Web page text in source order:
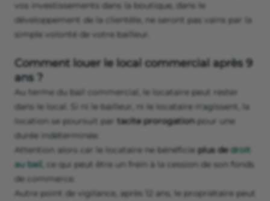
En tant que locataire, vous implantez votre fonds de
commerce dans le local loué. Vous devez donc vous
assurer d’une certaine pérennité
initiale de 9 ans.
Cela ne signifie pas que vous serez contraint de payer le
loyer pendant cette durée. Le locataire a la possibilité de
donner congé à l’échéance de chaque période triennale.
Il peut même mettre un terme à la location à tout
moment s’il prend sa retraite ou devient invalide.
Simplement, cette durée de location longue assure que
vos investissements dans la boutique, dans le
développement de la clientèle, ne seront pas vains par la
simple volonté de votre bailleur.